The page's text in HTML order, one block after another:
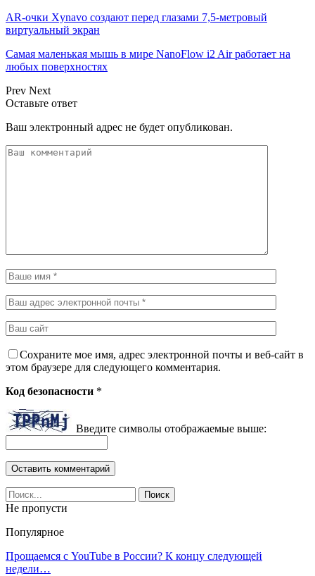
AR-очки Xynavo создают перед глазами 7,5-метровый
виртуальный экран
Самая маленькая мышь в мире NanoFlow i2 Air работает на
любых поверхностях
Prev Next
Оставьте ответ
Ваш электронный адрес не будет опубликован.
Сохраните мое имя, адрес электронной почты и веб-сайт в
этом браузере для следующего комментария.
Код безопасности *
Введите символы отображаемые выше:
Не пропусти
Популярное
Прощаемся с YouTube в России? К концу следующей
недели…